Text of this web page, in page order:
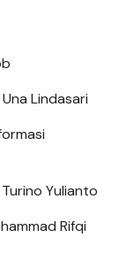
Lindasari
Yulianto
Rifqi